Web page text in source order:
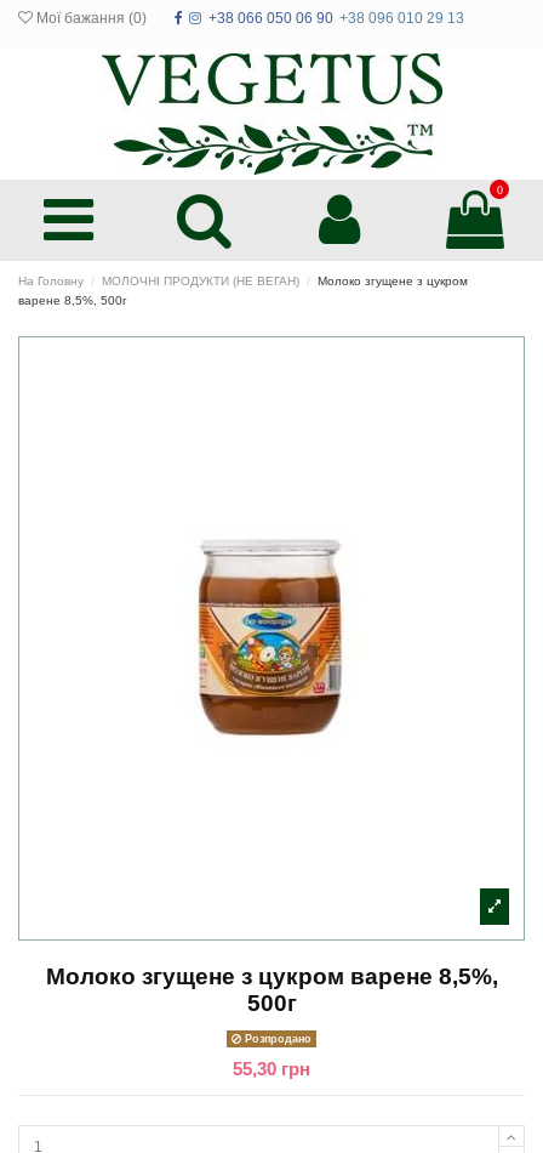
Мої бажання (0) +38 066 050 06 90 +38 096 010 29 13
0
На Головну МОЛОЧНІ ПРОДУКТИ (НЕ ВЕГАН)
Молоко згущене з цукром
варене 8,5%, 500г
Молоко згущене з цукром варене 8,5%,
500г
Розпродано
55,30 грн